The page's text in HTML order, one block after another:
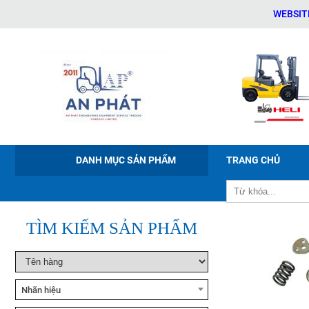
WEBSITE
DANH MỤC SẢN PHẨM TRANG CHỦ
TÌM KIẾM SẢN PHẨM
Nhãn hiệu
Xe nâng tay điện Noblelift
ESFH10
Xe nâng tay cao Noblelift